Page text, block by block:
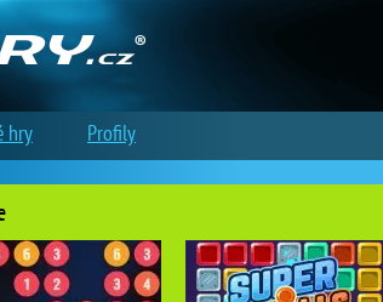
hry Profily